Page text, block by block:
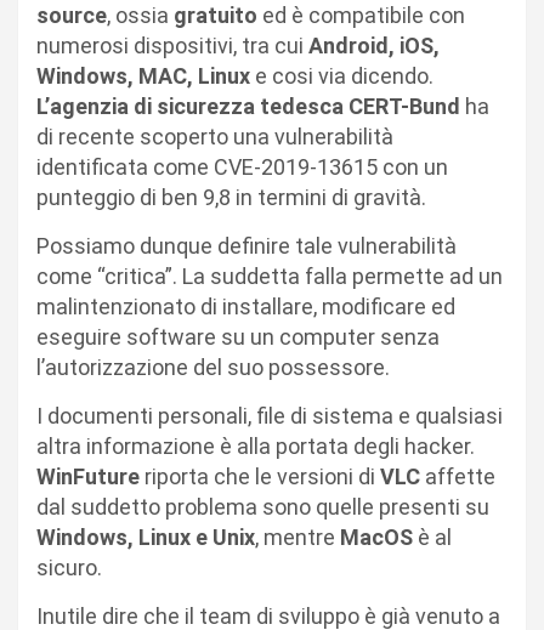
source, ossia gratuito ed è compatibile con
numerosi dispositivi, tra cui Android, iOS,
Windows, MAC, Linux e cosi via dicendo.
L’agenzia di sicurezza tedesca CERT-Bund ha
di recente scoperto una vulnerabilità
identificata come CVE-2019-13615 con un
punteggio di ben 9,8 in termini di gravità.
Possiamo dunque definire tale vulnerabilità
come “critica”. La suddetta falla permette ad un
malintenzionato di installare, modificare ed
eseguire software su un computer senza
l’autorizzazione del suo possessore.
I documenti personali, file di sistema e qualsiasi
altra informazione è alla portata degli hacker.
WinFuture riporta che le versioni di VLC affette
dal suddetto problema sono quelle presenti su
Windows, Linux e Unix, mentre MacOS è al
sicuro.
Inutile dire che il team di sviluppo è già venuto a